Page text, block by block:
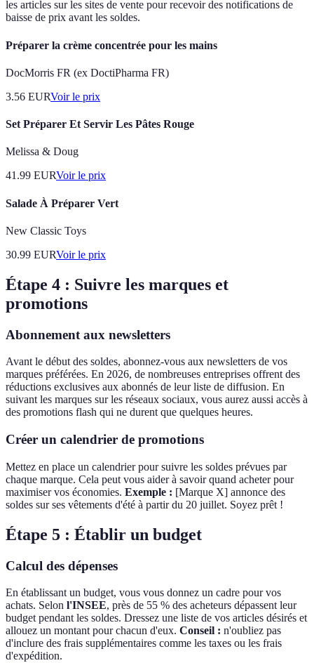
les articles sur les sites de vente pour recevoir des notifications de
baisse de prix avant les soldes.
Préparer la crème concentrée pour les mains
DocMorris FR (ex DoctiPharma FR)
3.56 EURVoir le prix
Set Préparer Et Servir Les Pâtes Rouge
Melissa & Doug
41.99 EURVoir le prix
Salade À Préparer Vert
New Classic Toys
30.99 EURVoir le prix
Étape 4 : Suivre les marques et
promotions
Abonnement aux newsletters
Avant le début des soldes, abonnez-vous aux newsletters de vos
marques préférées. En 2026, de nombreuses entreprises offrent des
réductions exclusives aux abonnés de leur liste de diffusion. En
suivant les marques sur les réseaux sociaux, vous aurez aussi accès à
des promotions flash qui ne durent que quelques heures.
Créer un calendrier de promotions
Mettez en place un calendrier pour suivre les soldes prévues par
chaque marque. Cela peut vous aider à savoir quand acheter pour
maximiser vos économies. Exemple : [Marque X] annonce des
soldes sur ses vêtements d'été à partir du 20 juillet. Soyez prêt !
Étape 5 : Établir un budget
Calcul des dépenses
En établissant un budget, vous vous donnez un cadre pour vos
achats. Selon l'INSEE, près de 55 % des acheteurs dépassent leur
budget pendant les soldes. Dressez une liste de vos articles désirés et
allouez un montant pour chacun d'eux. Conseil : n'oubliez pas
d'inclure des frais supplémentaires comme les taxes ou les frais
d'expédition.